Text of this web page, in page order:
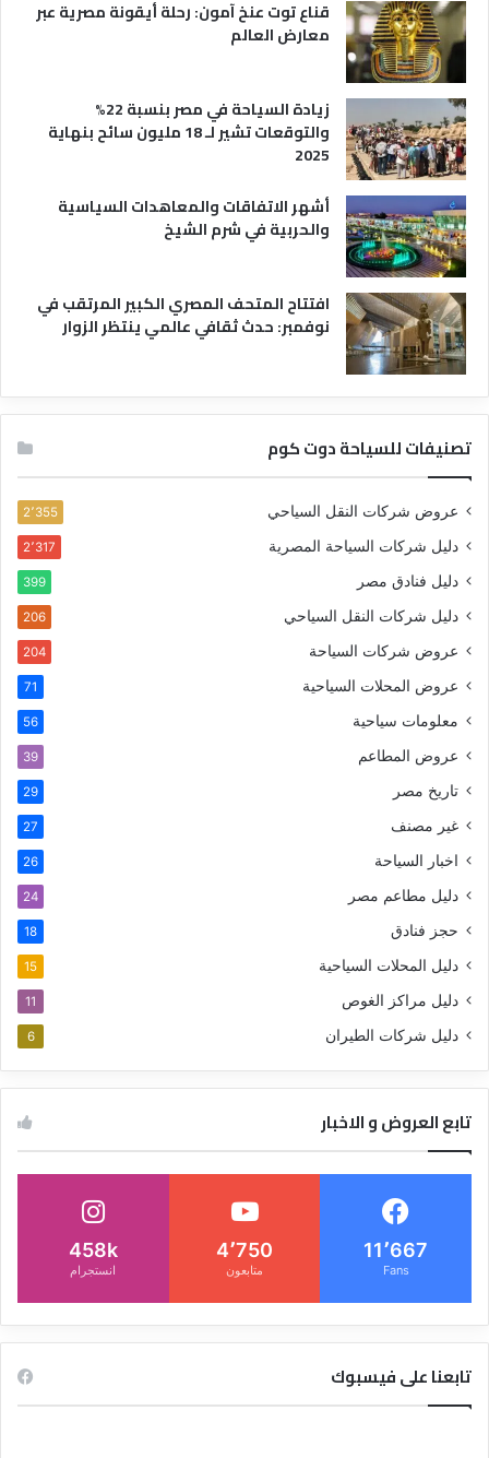
قناع توت عنخ آمون: رحلة أيقونة مصرية عبر
معارض العالم
زيادة السياحة في مصر بنسبة 22%
والتوقعات تشير لـ 18 مليون سائح بنهاية
2025
أشهر الاتفاقات والمعاهدات السياسية
والحربية في شرم الشيخ
افتتاح المتحف المصري الكبير المرتقب في
نوفمبر: حدث ثقافي عالمي ينتظر الزوار
تصنيفات للسياحة دوت كوم
عروض شركات النقل السياحي 2٬355
دليل شركات السياحة المصرية 2٬317
دليل فنادق مصر 399
دليل شركات النقل السياحي 206
عروض شركات السياحة 204
عروض المحلات السياحية 71
معلومات سياحية 56
عروض المطاعم 39
تاريخ مصر 29
غير مصنف 27
اخبار السياحة 26
دليل مطاعم مصر 24
حجز فنادق 18
دليل المحلات السياحية 15
دليل مراكز الغوص 11
دليل شركات الطيران 6
تابع العروض و الاخبار
11٬667
Fans
4٬750
متابعون
458k
انستجرام
تابعنا على فيسبوك